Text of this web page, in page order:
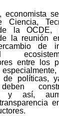
economista
Ciencia,
la OCDE,
la reunión
de
entre los
de políticas,
y así,